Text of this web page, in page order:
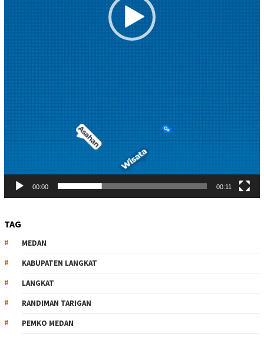
00:00 00:11
TAG
MEDAN
KABUPATEN LANGKAT
LANGKAT
RANDIMAN TARIGAN
PEMKO MEDAN